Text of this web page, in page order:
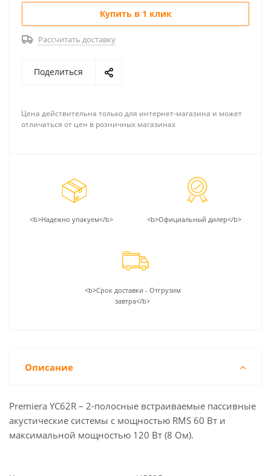
Купить в 1 клик
Рассчитать доставку
Поделиться
Цена действительна только для интернет-магазина и может
отличаться от цен в розничных магазинах
<b>Надежно упакуем</b> <b>Официальный дилер</b>
<b>Срок доставки - Отгрузим
завтра</b>
Описание
Premiera YC62R – 2-полосные встраиваемые пассивные
акустические системы с мощностью RMS 60 Вт и
максимальной мощностью 120 Вт (8 Ом).